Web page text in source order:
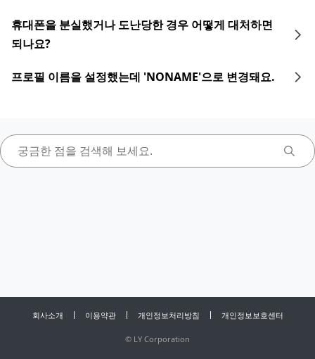
휴대폰을 분실했거나 도난당한 경우 어떻게 대처하면
되나요?
프로필 이름을 설정했는데 'NONAME'으로 변경돼요.
회사소개 이용약관 개인정보처리방침 개인정보보호센터
© LY Corporation